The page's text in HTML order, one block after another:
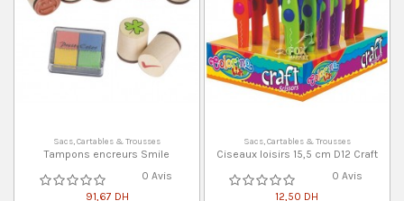
Sacs, Cartables & Trousses
Tampons encreurs Smile
0 Avis
91,67 DH
Sacs, Cartables & Trousses
Ciseaux loisirs 15,5 cm D12 Craft
0 Avis
12,50 DH